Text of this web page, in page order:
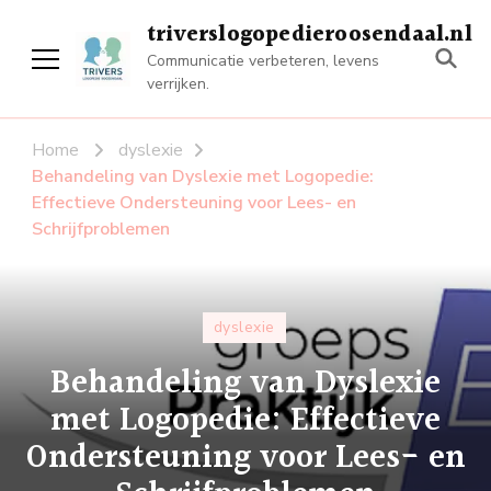
triverslogopedieroosendaal.nl
Communicatie verbeteren, levens
verrijken.
Home
dyslexie
Behandeling van Dyslexie met Logopedie:
Effectieve Ondersteuning voor Lees- en
Schrijfproblemen
dyslexie
Behandeling van Dyslexie
met Logopedie: Effectieve
Ondersteuning voor Lees- en